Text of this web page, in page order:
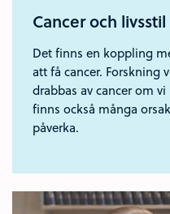
Cancer och livsstil
Det finns en koppling
att få cancer. Forskning
drabbas av cancer om
finns också många
påverka.